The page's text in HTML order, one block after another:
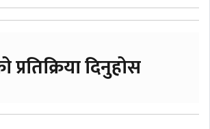
प्रतिक्रिया दिनुहोस